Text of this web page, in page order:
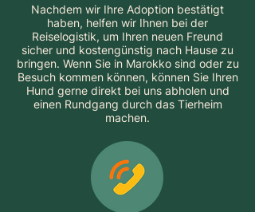
Nachdem wir Ihre Adoption bestätigt
haben, helfen wir Ihnen bei der
Reiselogistik, um Ihren neuen Freund
sicher und kostengünstig nach Hause zu
bringen. Wenn Sie in Marokko sind oder zu
Besuch kommen können, können Sie Ihren
Hund gerne direkt bei uns abholen und
einen Rundgang durch das Tierheim
machen.